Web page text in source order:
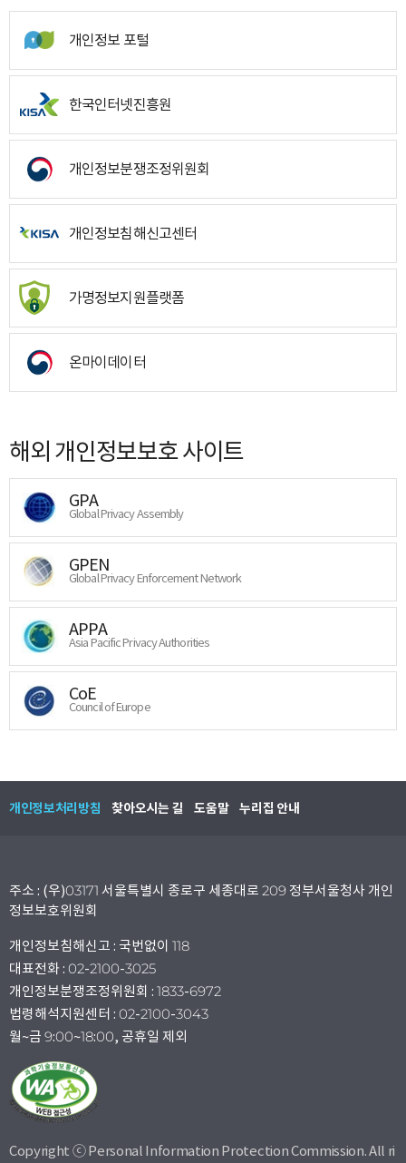
개인정보 포털
한국인터넷진흥원
개인정보분쟁조정위원회
개인정보침해신고센터
가명정보지원플랫폼
온마이데이터
해외 개인정보보호 사이트
GPA
Global Privacy Assembly
GPEN
Global Privacy Enforcement Network
APPA
Asia Pacific Privacy Authorities
CoE
Council of Europe
개인정보처리방침 찾아오시는 길 도움말 누리집 안내
주소 : (우)03171 서울특별시 종로구 세종대로 209 정부서울청사 개인
정보보호위원회
개인정보침해신고 : 국번없이 118
대표전화 : 02-2100-3025
개인정보분쟁조정위원회 : 1833-6972
법령해석지원센터 : 02-2100-3043
월~금 9:00~18:00, 공휴일 제외
Copyright ⓒ Personal Information Protection Commission. All ri